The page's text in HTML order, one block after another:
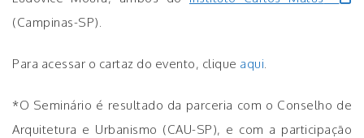
(Campinas-SP).
Para acessar o cartaz do evento, clique aqui
*O Seminário é resultado da parceria com o Conselho de
Arquitetura e Urbanismo (CAU-SP), e com a participação